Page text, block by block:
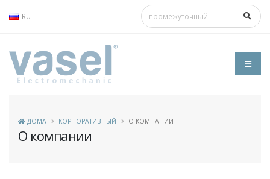
RU
О компании
ДОМА КОРПОРАТИВНЫЙ О КОМПАНИИ